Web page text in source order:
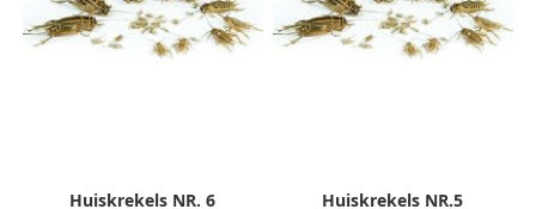
Huiskrekels NR. 6
Huiskrekels NR.5